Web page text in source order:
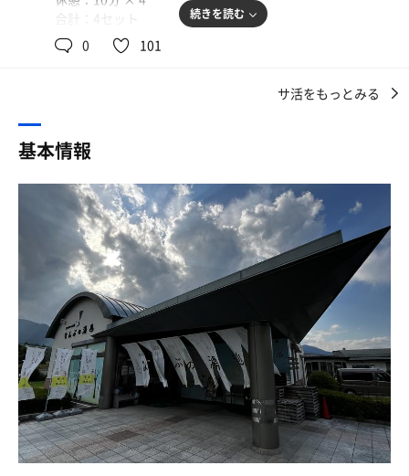
などなど、館内設備かなり強いです。
そして実際…
入館↓ご飯↓リクライニング↓テレビ↓2時間うたた寝😪
さて、浴場へ！
最初に感じたのは、「地域密着型の公共施設っぽい雰囲気
あるな〜」という印象。
利用者もほぼ年齢が高い方が多い。
でも、温泉・露天風呂ともにしっかりしていて、温泉好き
にはかなり刺さる施設♨️
そして、サウナと水風呂も想像以上によかった🔥
【サウナ】
・遠赤外線系ドライサウナ🔥
・体感90℃前後
今日は菊川市と御前崎市からのお客さんが割引になる日で
壁際にズラリとコミックが並ぶエリアを通って浴室へ。
し、ガラガラと扉を開けて浴室へ。
広くて明るい浴室。洗い場にもお風呂にもお客さんの姿が
シャワーを使い内湯の様子をみてまわると、肩用のジェッ
トを発見。
するけんの歩行浴(プール)にある、皮膚がもげそうなジェ
ットに慣れているせいか、ここのは若干マイルド。でも気
持ちいい( ´∀｀)
サウナの前に水風呂へ。水温計は20度くらいを指していま
したが、ひんやり冷たくて丁度いい。
さて体を拭いてサウナへ。
ここのサ室は外から中の様子が見えないので、混んでませ
んように！とそっとドアを開けると先客さんが2､3名。
空いている上段のマットにマイマットを敷いて着席。テレ
ビをぼんやり眺めていると、4､5分で脚や腕に見事な玉
汗。
そうだ！ここのサ室滝汗のトコだ！と思い出し、更に3
合計：4セット
連休最後の山梨遠征♨
明日から仕事初めなので、連休最後になんぶの湯へ行って
ねられました。静岡市と伝えると、何区かと再度尋ねら
れ、駿河区と答えると、駿河区在住の方は毎月10日は400
円でご入浴できますとのこと。山梨県と静岡県で細かく割
引対象の市町村が区分されています。スタッフの方にとて
も丁寧に説明していただきました。
昼食がまだでしたので、食堂へ向かうと販売終了の札
が･･･😱確認すると、オーダーが入り過ぎていて調理が間
に合わないとのことでした。仕方がないので先にお風呂へ
向かいます。
浴場へ入ると内湯の周りが全面ガラス張りになっており、
日が入り込んでとにかく明るい☀洗い場は17ヶ所、身体を
洗ってから露天風呂へGO!
続きを読む
0 101
サ活をもっとみる
基本情報